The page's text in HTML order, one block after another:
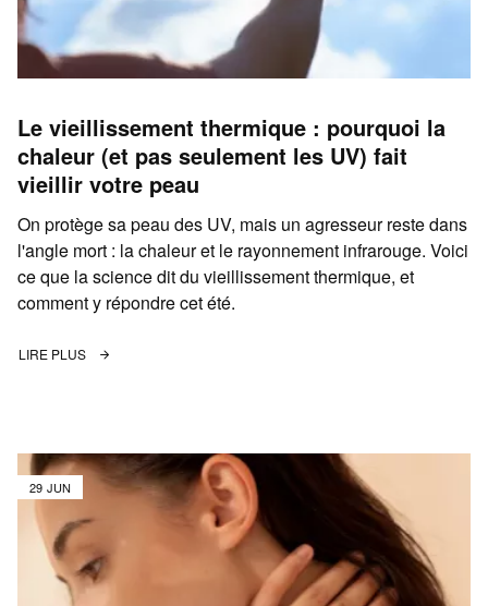
Le vieillissement thermique : pourquoi la
chaleur (et pas seulement les UV) fait
vieillir votre peau
On protège sa peau des UV, mais un agresseur reste dans
l'angle mort : la chaleur et le rayonnement infrarouge. Voici
ce que la science dit du vieillissement thermique, et
comment y répondre cet été.
LIRE PLUS
29 JUN